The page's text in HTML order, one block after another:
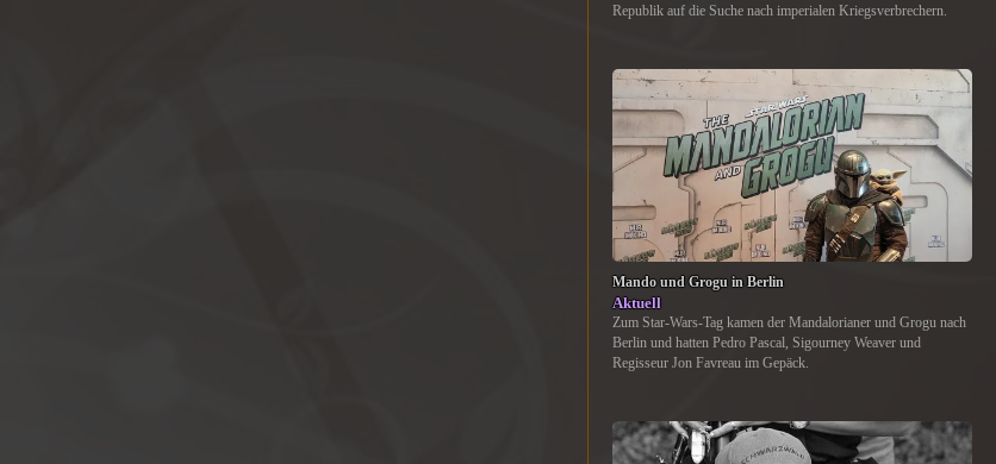
Republik auf die Suche nach imperialen Kriegsverbrechern.
Mando und Grogu in Berlin
Aktuell
Zum Star-Wars-Tag kamen der Mandalorianer und Grogu nach
Berlin und hatten Pedro Pascal, Sigourney Weaver und
Regisseur Jon Favreau im Gepäck.